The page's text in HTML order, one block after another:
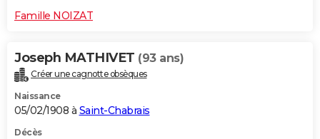
Famille NOIZAT
Joseph MATHIVET (93 ans)
Créer une cagnotte obsèques
Naissance
05/02/1908 à Saint-Chabrais
Décès